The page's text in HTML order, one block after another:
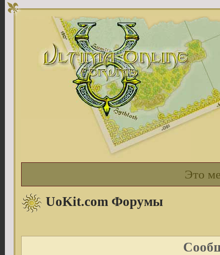
Это
UoKit.com Форумы